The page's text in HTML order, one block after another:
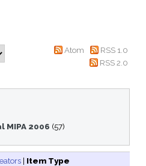
Atom
RSS 1.0
RSS 2.0
MIPA 2006 (57)
| Item Type